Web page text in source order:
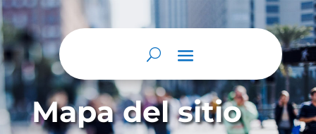
Mapa del sitio